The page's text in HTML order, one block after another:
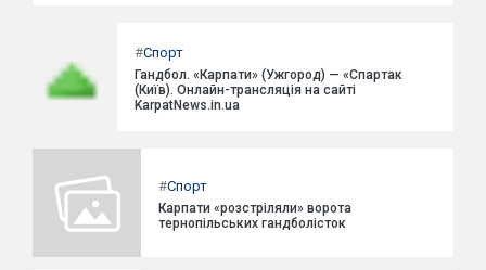
#Спорт
Гандбол. «Карпати» (Ужгород) — «Спартак
(Київ). Онлайн-трансляція на сайті
KarpatNews.in.ua
#Спорт
Карпати «розстріляли» ворота
тернопільських гандболісток